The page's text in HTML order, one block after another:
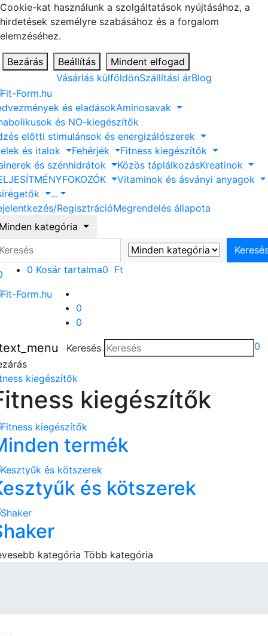
Cookie-kat használunk a szolgáltatások nyújtásához, a
hirdetések személyre szabásához és a forgalom
elemzéséhez.
Bezárás Beállítás
Mindent elfogad
Vásárlás külföldönSzállítási árBlog
és eladásokAminosavak
és NO-kiegészítők
előtti stimulánsok és energizálószerek
és italok
Fehérjék
Fitness kiegészítők
és szénhidrátok
Közös táplálkozásKreatinok
Vitaminok és ásványi anyagok
...
RegisztrációMegrendelés állapota
kategória
0 Kosár tartalma0 Ft
0
0
Keresés 0
kiegészítők
kiegészítők
termék
és kötszerek
kategória Több kategória